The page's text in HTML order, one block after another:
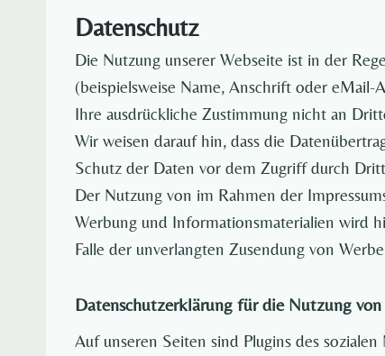
Datenschutz
Die Nutzung unserer Webseite ist in der
(beispielsweise Name, Anschrift oder
Ihre ausdrückliche Zustimmung nicht an
Wir weisen darauf hin, dass die
Schutz der Daten vor dem Zugriff durch
Der Nutzung von im Rahmen der
Werbung und Informationsmaterialien wird
Falle der unverlangten Zusendung von
Datenschutzerklärung für die Nutzung
Auf unseren Seiten sind Plugins des